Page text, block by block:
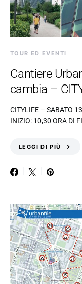
TOUR ED EVENTI
Cantiere
cambia –
CITYLIFE – SABATO
INIZIO: 10,30 ORA DI
LEGGI DI PIÙ